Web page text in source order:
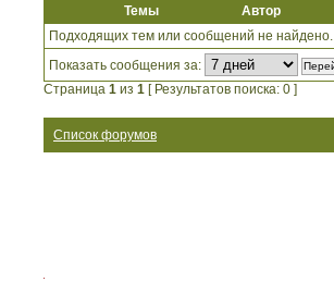
Темы Автор
Подходящих тем или сообщений не найдено.
Показать сообщения за:
Страница 1 из 1 [ Результатов поиска: 0 ]
Список форумов